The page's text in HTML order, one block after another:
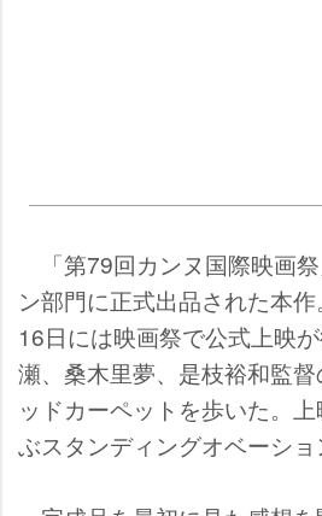
「第79回カンヌ国際映画
ン部門に正式出品された本
16日には映画祭で公式上映
瀬、桑木里夢、是枝裕和監
ッドカーペットを歩いた。
ぶスタンディングオベーショ